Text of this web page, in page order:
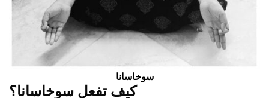
سوخاسانا
كيف تفعل سوخاسانا؟